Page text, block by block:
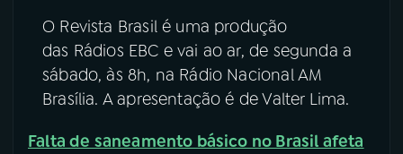
O Revista Brasil é uma produção
das Rádios EBC e vai ao ar, de segunda a
sábado, às 8h, na Rádio Nacional AM
Brasília. A apresentação é de Valter Lima.
Falta de saneamento básico no Brasil afeta